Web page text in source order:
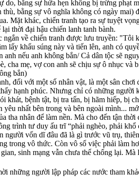
do, bằng sự hứa hẹn không bị trừng phạt
thù, bằng sự vô nghĩa không có ngày mai)
Mặt khác, chiến tranh tạo ra sự tuyệt
lại thời đại hậu chiến lanh tanh bành.
ngắn về chiến tranh được lưu truyền:
lấy khẩu súng này và tiến lên, anh có
anh nếu anh không bắn/ Cả dân tộc sẽ
cha mẹ, vợ con anh sẽ chịu sự ô nhục và
bắn)
đối với một số nhân vật, là một sân chơi
hạnh phúc. Nhưng chỉ có những người
khát, bệnh tật, bị tra tấn, bị hãm hiếp, bị
yêu nhất bên trong và bên ngoài mình...
tha nhân để làm nền. Mà cho đến tận
trình tư duy ấu trĩ “phải nghèo, phải khổ
người vốn dĩ đâu đã là gì trước vũ trụ,
trong vô thức. Còn vô số việc phải làm
sinh mạng vẫn chưa thể chống lại.
những người lập pháp các nước tham